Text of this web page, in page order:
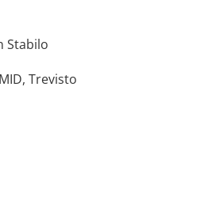
Stabilo
Trevisto